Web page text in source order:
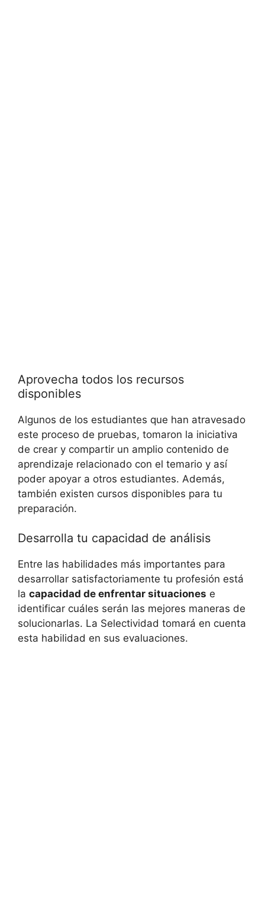
Aprovecha todos los recursos
disponibles
Algunos de los estudiantes que han atravesado
este proceso de pruebas, tomaron la iniciativa
de crear y compartir un amplio contenido de
aprendizaje relacionado con el temario y así
poder apoyar a otros estudiantes. Además,
también existen cursos disponibles para tu
preparación.
Desarrolla tu capacidad de análisis
Entre las habilidades más importantes para
desarrollar satisfactoriamente tu profesión está
la capacidad de enfrentar situaciones e
identificar cuáles serán las mejores maneras de
solucionarlas. La Selectividad tomará en cuenta
esta habilidad en sus evaluaciones.